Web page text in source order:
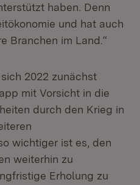
haben. Denn
und hat auch
Branchen im Land.“
2022 zunächst
mit Vorsicht in die
durch den Krieg in
wichtiger ist es, den
weiterhin zu
Erholung zu